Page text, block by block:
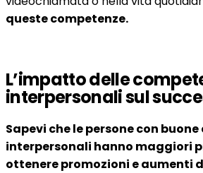
queste competenze.
L’impatto delle
interpersonali sul
Sapevi che le persone con
interpersonali hanno maggiori
ottenere promozioni e aumenti